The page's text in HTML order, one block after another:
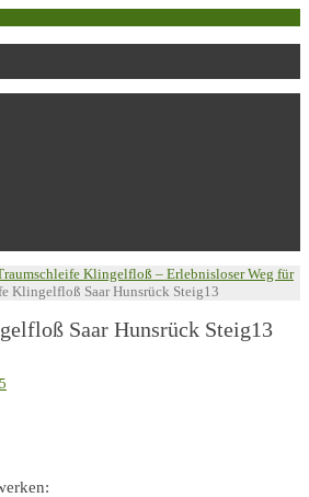
Klingelfloß – Erlebnisloser Weg für
Klingelfloß Saar Hunsrück Steig13
Saar Hunsrück Steig13